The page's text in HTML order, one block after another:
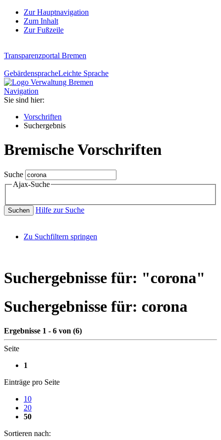
Zur Hauptnavigation
Zum Inhalt
Zur Fußzeile
Transparenzportal Bremen
GebärdenspracheLeichte Sprache
Navigation
Sie sind hier:
Vorschriften
Suchergebnis
Bremische Vorschriften
Suche
Ajax-Suche
Suchen Hilfe zur Suche
Zu Suchfiltern springen
Suchergebnisse für: "corona"
Suchergebnisse für: corona
Ergebnisse 1 - 6 von (6)
Seite
1
Einträge pro Seite
10
20
50
Sortieren nach: